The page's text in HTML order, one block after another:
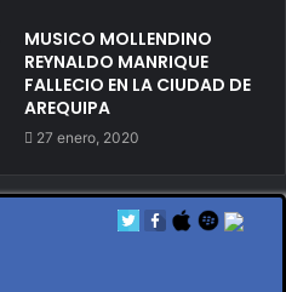
MUSICO MOLLENDINO
REYNALDO MANRIQUE
FALLECIO EN LA CIUDAD DE
AREQUIPA
27 enero, 2020